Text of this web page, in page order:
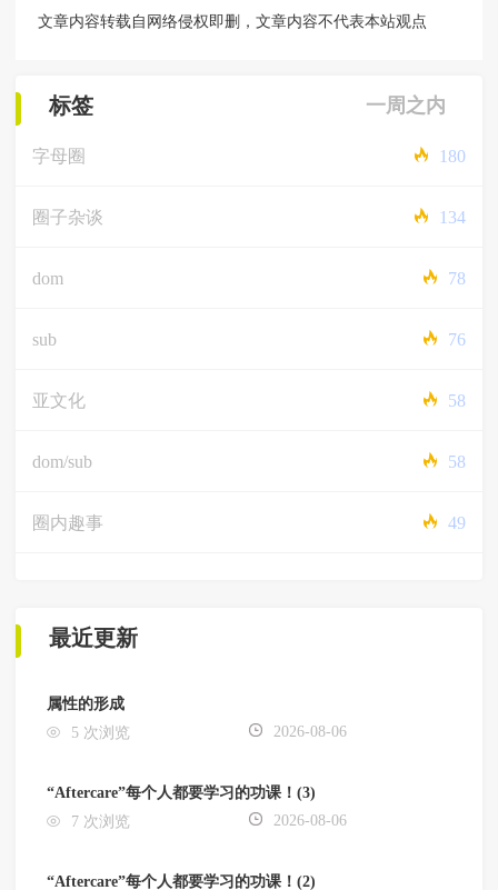
文章内容转载自网络侵权即删，文章内容不代表本站观点
标签 一周之内
字母圈 180
圈子杂谈 134
dom 78
sub 76
亚文化 58
dom/sub 58
圈内趣事 49
最近更新
属性的形成
5 次浏览
2026-08-06
“Aftercare”每个人都要学习的功课！(3)
7 次浏览
2026-08-06
“Aftercare”每个人都要学习的功课！(2)